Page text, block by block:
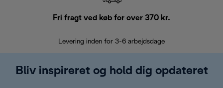
Fri fragt ved køb for over 370 kr.
Levering inden for 3-6 arbejdsdage
Bliv inspireret og hold dig opdateret